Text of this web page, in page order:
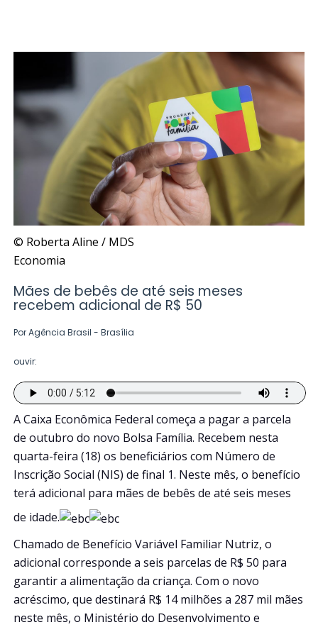
© Roberta Aline / MDS
Economia
Mães de bebês de até seis meses
recebem adicional de R$ 50
Por Agência Brasil - Brasília
ouvir:
A Caixa Econômica Federal começa a pagar a parcela
de outubro do novo Bolsa Família. Recebem nesta
quarta-feira (18) os beneficiários com Número de
Inscrição Social (NIS) de final 1. Neste mês, o benefício
terá adicional para mães de bebês de até seis meses
de idade.
Chamado de Benefício Variável Familiar Nutriz, o
adicional corresponde a seis parcelas de R$ 50 para
garantir a alimentação da criança. Com o novo
acréscimo, que destinará R$ 14 milhões a 287 mil mães
neste mês, o Ministério do Desenvolvimento e